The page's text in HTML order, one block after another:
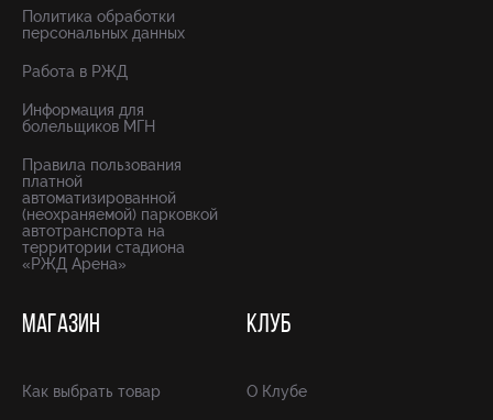
Политика обработки
персональных данных
Работа в РЖД
Информация для
болельщиков МГН
Правила пользования
платной
автоматизированной
(неохраняемой) парковкой
автотранспорта на
территории стадиона
«РЖД Арена»
МАГАЗИН
Как выбрать товар
КЛУБ
О Клубе